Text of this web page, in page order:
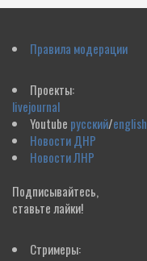
Правила модерации
Проекты:
livejournal
Youtube русский/english
Новости ДНР
Новости ЛНР
Подписывайтесь,
ставьте лайки!
Стримеры: